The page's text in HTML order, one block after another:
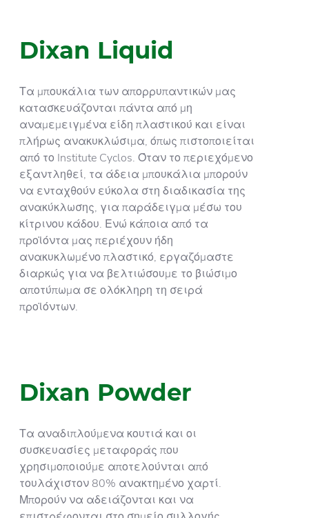
Dixan Liquid
Τα μπουκάλια των απορρυπαντικών μας
κατασκευάζονται πάντα από μη
αναμεμειγμένα είδη πλαστικού και είναι
πλήρως ανακυκλώσιμα, όπως πιστοποιείται
από το Institute Cyclos. Όταν το περιεχόμενο
εξαντληθεί, τα άδεια μπουκάλια μπορούν
να ενταχθούν εύκολα στη διαδικασία της
ανακύκλωσης, για παράδειγμα μέσω του
κίτρινου κάδου. Ενώ κάποια από τα
προϊόντα μας περιέχουν ήδη
ανακυκλωμένο πλαστικό, εργαζόμαστε
διαρκώς για να βελτιώσουμε το βιώσιμο
αποτύπωμα σε ολόκληρη τη σειρά
προϊόντων.
Dixan Powder
Τα αναδιπλούμενα κουτιά και οι
συσκευασίες μεταφοράς που
χρησιμοποιούμε αποτελούνται από
τουλάχιστον 80% ανακτημένο χαρτί.
Μπορούν να αδειάζονται και να